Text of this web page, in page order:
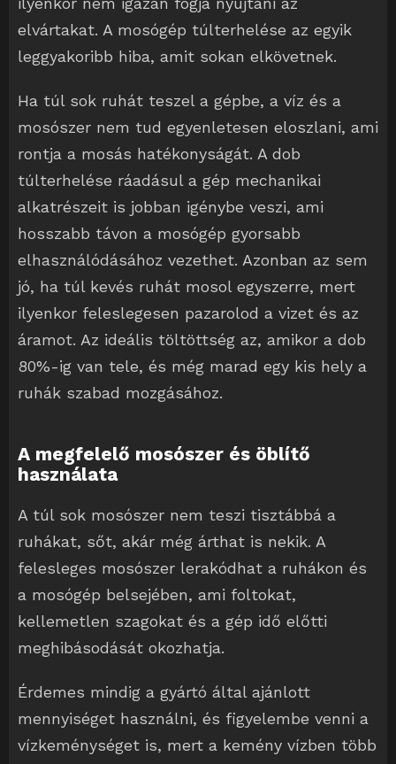
elvártakat. A mosógép túlterhelése az egyik
leggyakoribb hiba, amit sokan elkövetnek.
Ha túl sok ruhát teszel a gépbe, a víz és a
mosószer nem tud egyenletesen eloszlani, ami
rontja a mosás hatékonyságát. A dob
túlterhelése ráadásul a gép mechanikai
alkatrészeit is jobban igénybe veszi, ami
hosszabb távon a mosógép gyorsabb
elhasználódásához vezethet. Azonban az sem
jó, ha túl kevés ruhát mosol egyszerre, mert
ilyenkor feleslegesen pazarolod a vizet és az
áramot. Az ideális töltöttség az, amikor a dob
80%-ig van tele, és még marad egy kis hely a
ruhák szabad mozgásához.
A megfelelő mosószer és öblítő
használata
A túl sok mosószer nem teszi tisztábbá a
ruhákat, sőt, akár még árthat is nekik. A
felesleges mosószer lerakódhat a ruhákon és
a mosógép belsejében, ami foltokat,
kellemetlen szagokat és a gép idő előtti
meghibásodását okozhatja.
Érdemes mindig a gyártó által ajánlott
mennyiséget használni, és figyelembe venni a
vízkeménységet is, mert a kemény vízben több